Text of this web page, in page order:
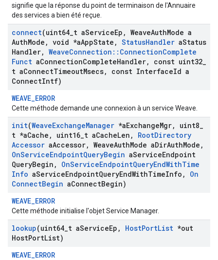
signifie que la réponse du point de terminaison de l'Annuaire
des services a bien été reçue.
connect(uint64 t aServiceEp , WeaveAuthMode a
AuthMode , void *aAppState , StatusHandler aStatus
Handler, WeaveConnection :: ConnectionComplete
Funct aConnectionCompleteHandler, const uint32
t aConnectTimeoutMsecs, const InterfaceId a
ConnectIntf)
WEAVE_ERROR
Cette méthode demande une connexion à un service Weave.
init(WeaveExchangeManager *aExchangeMgr, uint8
t *aCache , uint16 t aCacheLen , RootDirectory
Accessor aAccessor, WeaveAuthMode aDirAuthMode ,
OnServiceEndpointQueryBegin aServiceEndpoint
QueryBegin , OnServiceEndpointQueryEndWithTime
Info aServiceEndpointQueryEndWithTimeInfo ,
On
ConnectBegin aConnectBegin)
WEAVE_ERROR
Cette méthode initialise l'objet Service Manager.
lookup(uint64 t aServiceEp , HostPortList *out
HostPortList)
WEAVE_ERROR